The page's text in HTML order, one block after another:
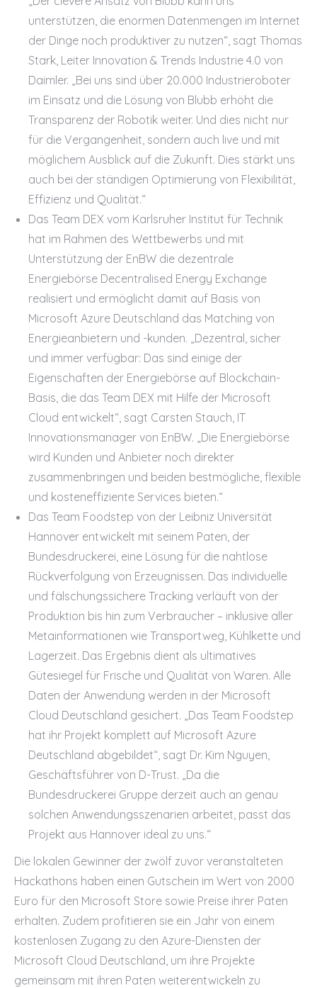
unterstützen, die enormen Datenmengen im Internet
der Dinge noch produktiver zu nutzen“, sagt Thomas
Stark, Leiter Innovation & Trends Industrie 4.0 von
Daimler. „Bei uns sind über 20.000 Industrieroboter
im Einsatz und die Lösung von Blubb erhöht die
Transparenz der Robotik weiter. Und dies nicht nur
für die Vergangenheit, sondern auch live und mit
möglichem Ausblick auf die Zukunft. Dies stärkt uns
auch bei der ständigen Optimierung von Flexibilität,
Effizienz und Qualität.“
Das Team DEX vom Karlsruher Institut für Technik
hat im Rahmen des Wettbewerbs und mit
Unterstützung der EnBW die dezentrale
Energiebörse Decentralised Energy Exchange
realisiert und ermöglicht damit auf Basis von
Microsoft Azure Deutschland das Matching von
Energieanbietern und -kunden. „Dezentral, sicher
und immer verfügbar: Das sind einige der
Eigenschaften der Energiebörse auf Blockchain-
Basis, die das Team DEX mit Hilfe der Microsoft
Cloud entwickelt“, sagt Carsten Stauch, IT
Innovationsmanager von EnBW. „Die Energiebörse
wird Kunden und Anbieter noch direkter
zusammenbringen und beiden bestmögliche, flexible
und kosteneffiziente Services bieten.“
Das Team Foodstep von der Leibniz Universität
Hannover entwickelt mit seinem Paten, der
Bundesdruckerei, eine Lösung für die nahtlose
Rückverfolgung von Erzeugnissen. Das individuelle
und fälschungssichere Tracking verläuft von der
Produktion bis hin zum Verbraucher – inklusive aller
Metainformationen wie Transportweg, Kühlkette und
Lagerzeit. Das Ergebnis dient als ultimatives
Gütesiegel für Frische und Qualität von Waren. Alle
Daten der Anwendung werden in der Microsoft
Cloud Deutschland gesichert. „Das Team Foodstep
hat ihr Projekt komplett auf Microsoft Azure
Deutschland abgebildet“, sagt Dr. Kim Nguyen,
Geschäftsführer von D-Trust. „Da die
Bundesdruckerei Gruppe derzeit auch an genau
solchen Anwendungsszenarien arbeitet, passt das
Projekt aus Hannover ideal zu uns.“
Die lokalen Gewinner der zwölf zuvor veranstalteten
Hackathons haben einen Gutschein im Wert von 2000
Euro für den Microsoft Store sowie Preise ihrer Paten
erhalten. Zudem profitieren sie ein Jahr von einem
kostenlosen Zugang zu den Azure-Diensten der
Microsoft Cloud Deutschland, um ihre Projekte
gemeinsam mit ihren Paten weiterentwickeln zu